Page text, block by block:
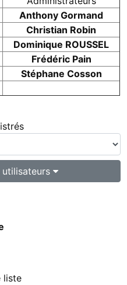
Anthony Gormand
Christian Robin
Dominique ROUSSEL
Frédéric Pain
Stéphane Cosson
utilisateurs
liste